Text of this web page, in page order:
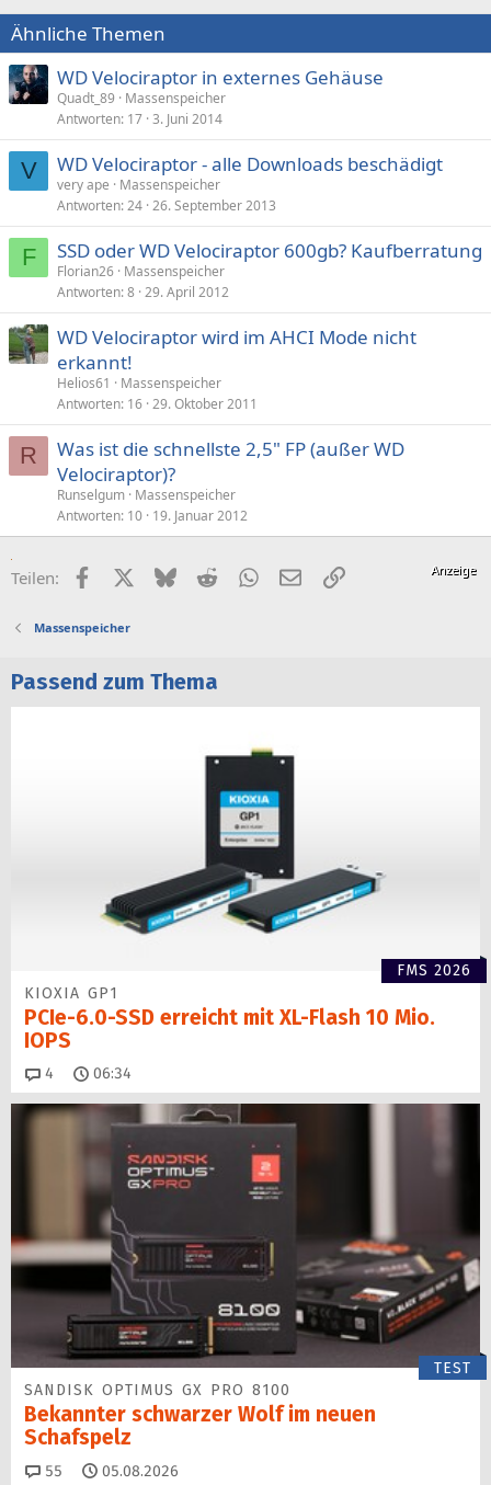
Ähnliche Themen
WD Velociraptor in externes Gehäuse
Quadt_89
Massenspeicher
Antworten 17 3. Juni 2014
V WD Velociraptor - alle Downloads beschädigt
very ape
Massenspeicher
Antworten 24 26. September 2013
F SSD oder WD Velociraptor 600gb? Kaufberratung
Florian26 Massenspeicher
Antworten 8 29. April 2012
WD Velociraptor wird im AHCI Mode nicht
erkannt!
Helios61
Massenspeicher
Antworten 16 29. Oktober 2011
R
Was ist die schnellste 2,5" FP (außer WD
Velociraptor)?
Runselgum Massenspeicher
Antworten 10 19. Januar 2012
Teilen: FacebookX (Twitter)
BlueskyRedditWhatsApp
E-MailLink
Massenspeicher
Passend zum Thema
FMS 2026
KIOXIA GP1
PCIe-6.0-SSD erreicht mit XL-Flash 10 Mio.
IOPS
4 Kommentare
06:34
TEST
SANDISK OPTIMUS GX PRO 8100
Bekannter schwarzer Wolf im neuen
Schafspelz
55 Kommentare
05.08.2026